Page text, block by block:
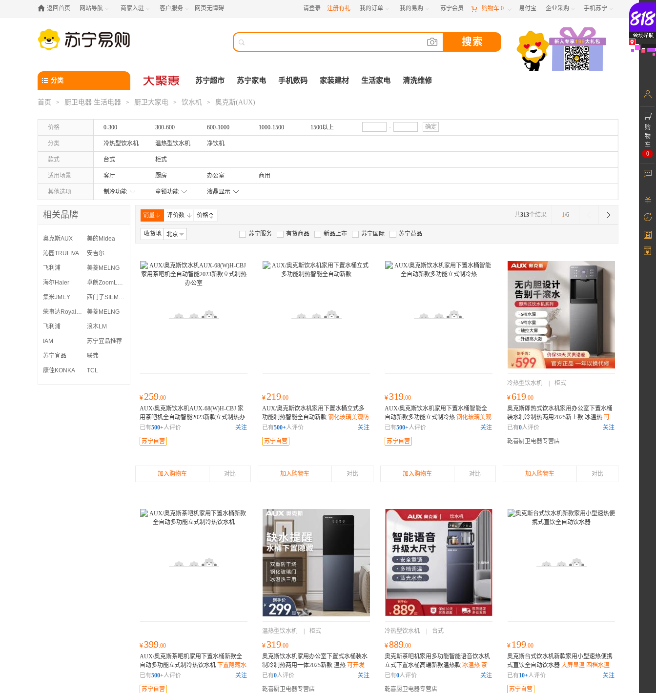
 返回首页 网站导航  商家入驻  客户服务  网页无障碍 请登录 注册有礼 我的订单  我的易购  苏宁会员  购物车 0  易付宝 企业采购  手机苏宁 

分类 苏宁超市 苏宁家电 手机数码 家装建材 生活家电 清洗维修
首页 > 厨卫电器 生活电器 > 厨卫大家电 > 饮水机 > 奥克斯(AUX)
价格 0-300 300-600 600-1000 1000-1500 1500以上 - 确定
分类 冷热型饮水机 温热型饮水机 净饮机
款式 台式 柜式
适用场景 客厅 厨房 办公室 商用
其他选项 制冷功能 童锁功能 液晶显示
销量 评价数 价格 1/6
共313个结果
收货地 北京 苏宁服务 有货商品 新品上市 苏宁国际 苏宁益品
¥ 259.00
AUX/奥克斯饮水机AUX-68(W)H-CBJ 家
用茶吧机全自动智能2023新款立式制热办
公室触控操作 安全童锁 24小时长效保温
已有500+人评价
关注
苏宁自营
加入购物车 对比
¥ 219.00
AUX/奥克斯饮水机家用下置水桶立式多
功能制热智能全自动新款 钢化玻璃美观防
尘 双重温控防干烧 缺水自动提醒
已有500+人评价
关注
苏宁自营
加入购物车 对比
¥ 319.00
AUX/奥克斯饮水机家用下置水桶智能全
自动新款多功能立式制冷热 钢化玻璃美观
防尘 双重温控防干烧 缺水自动提醒
已有500+人评价
关注
苏宁自营
加入购物车 对比
冷热型饮水机 柜式
¥619.00
奥克斯即热式饮水机家用办公室下置水桶
装水制冷制热两用2025新上款 冰温热 可
开发票
已有0人评价
关注
乾喜厨卫电器专营店
加入购物车 对比
¥ 399.00
AUX/奥克斯茶吧机家用下置水桶新款全
自动多功能立式制冷热饮水机
下置隐藏水
桶 智能遥控 安全童锁
已有500+人评价
关注
苏宁自营
温热型饮水机 柜式
¥ 319.00
奥克斯饮水机家用办公室下置式水桶装水
制冷制热两用一体2025新款 温热 可开发
票
已有0人评价
关注
乾喜厨卫电器专营店
冷热型饮水机 台式
¥889.00
奥克斯茶吧机家用多功能智能语音饮水机
立式下置水桶高端新款温热款 冰温热 茶
吧机 下置水桶 多功能
已有0人评价
关注
乾喜厨卫电器专营店
¥ 199.00
奥克斯台式饮水机新款家用小型速热便携
式直饮全自动饮水器 大屏显温 四档水温
抑菌水箱
已有10+人评价
关注
苏宁自营
相关品牌
奥克斯AUX 美的Midea
沁园TRULIVA 安吉尔
飞利浦 美菱MELNG
海尔Haier 卓朗ZoomLand
集米JMEY 西门子SIEMENS
荣事达Royalstar 美菱MELNG
飞利浦 浪木LM
IAM 苏宁宜品推荐
苏宁宜品 联弗
康佳KONKA TCL
购
物
车
0